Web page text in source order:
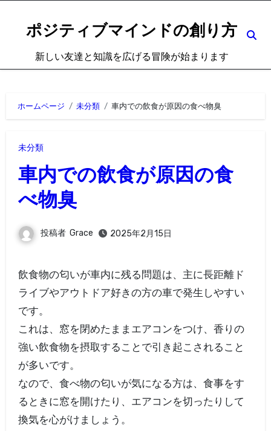
ポジティブマインドの創り方
新しい友達と知識を広げる冒険が始まります
ホームページ 未分類 車内での飲食が原因の食べ物臭
未分類
車内での飲食が原因の食
べ物臭
投稿者 Grace 2025年2月15日
飲食物の匂いが車内に残る問題は、主に長距離ド
ライブやアウトドア好きの方の車で発生しやすい
です。
これは、窓を閉めたままエアコンをつけ、香りの
強い飲食物を摂取することで引き起こされること
が多いです。
なので、食べ物の匂いが気になる方は、食事をす
るときに窓を開けたり、エアコンを切ったりして
換気を心がけましょう。